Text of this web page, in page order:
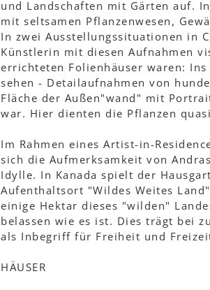
und Landschaften mit Gärten auf.
mit seltsamen Pflanzenwesen,
In zwei Ausstellungssituationen in
Künstlerin mit diesen Aufnahmen
errichteten Folienhäuser waren:
sehen - Detailaufnahmen von
Fläche der Außen"wand" mit
war. Hier dienten die Pflanzen
Im Rahmen eines Artist-in-
sich die Aufmerksamkeit von
Idylle. In Kanada spielt der
Aufenthaltsort "Wildes Weites
einige Hektar dieses "wilden"
belassen wie es ist. Dies trägt bei
als Inbegriff für Freiheit und
HÄUSER